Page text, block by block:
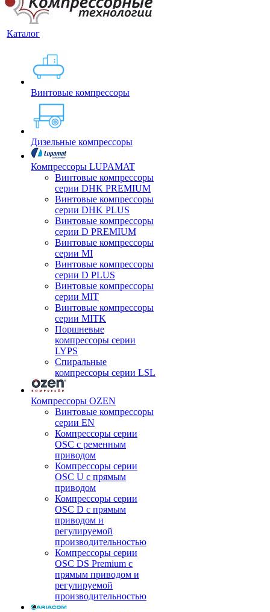
Каталог
Винтовые компрессоры
Дизельные компрессоры
Компрессоры LUPAMAT
Винтовые компрессоры
серии DHK PREMIUM
Винтовые компрессоры
серии DHK PLUS
Винтовые компрессоры
серии D PREMIUM
Винтовые компрессоры
серии MI
Винтовые компрессоры
серии D PLUS
Винтовые компрессоры
серии MIT
Винтовые компрессоры
серии MITK
Поршневые
компрессоры серии
LYPS
Спиральные
компрессоры серии LSL
Компрессоры OZEN
Винтовые компрессоры
серии EN
Компрессоры серии
OSC с ременным
приводом
Компрессоры серии
OSC U с прямым
приводом
Компрессоры серии
OSC D с прямым
приводом и
регулируемой
производительностью
Компрессоры серии
OSC DS Premium с
прямым приводом и
регулируемой
производительностью